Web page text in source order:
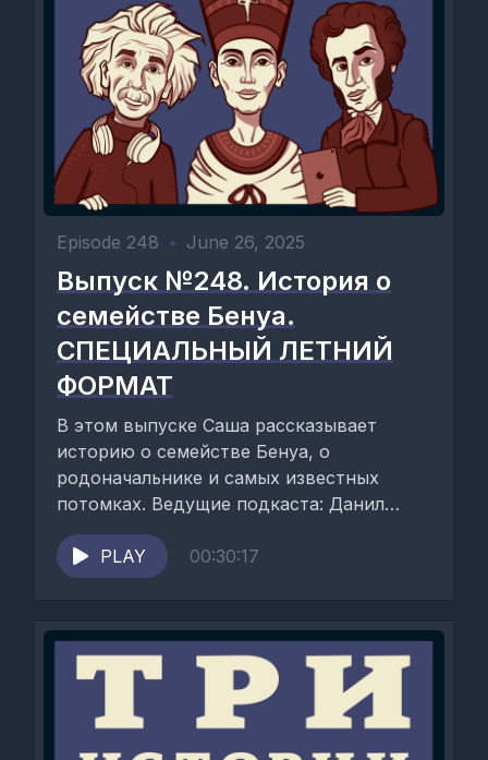
Episode 248 • June 26, 2025
Выпуск №248. История о
семействе Бенуа.
СПЕЦИАЛЬНЫЙ ЛЕТНИЙ
ФОРМАТ
В этом выпуске Саша рассказывает
историю о семействе Бенуа, о
родоначальнике и самых известных
потомках. Ведущие подкаста: Данил
Антоненков, Юля
Быстрицкая и Александр Онищук...
PLAY 00:30:17